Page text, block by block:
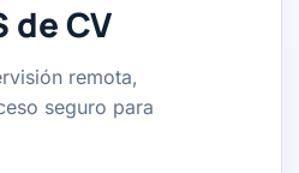
de CV
remota,
seguro para